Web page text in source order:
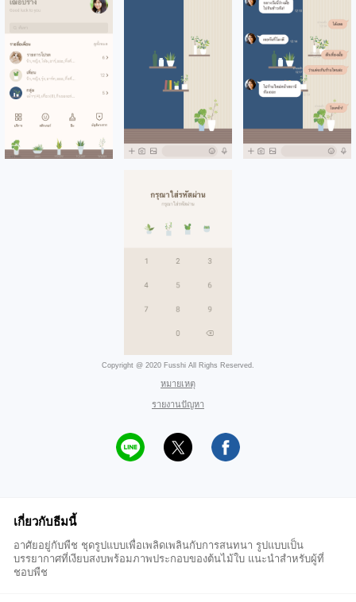
Copyright @ 2020 Fusshi All Righs Reserved.
หมายเหตุ
รายงานปัญหา
เกี่ยวกับธีมนี้
อาศัยอยู่กับพืช ชุดรูปแบบเพื่อเพลิดเพลินกับการสนทนา รูปแบบเป็น
บรรยากาศที่เงียบสงบพร้อมภาพประกอบของต้นไม้ใบ แนะนำสำหรับผู้ที่
ชอบพืช